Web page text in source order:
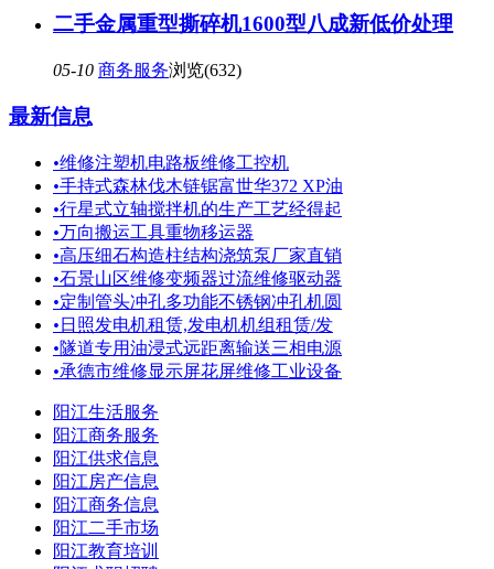
二手金属重型撕碎机1600型八成新低价处理
05-10 商务服务浏览(632)
最新信息
•维修注塑机电路板维修工控机
•手持式森林伐木链锯富世华372 XP油
•行星式立轴搅拌机的生产工艺经得起
•万向搬运工具重物移运器
•高压细石构造柱结构浇筑泵厂家直销
•石景山区维修变频器过流维修驱动器
•定制管头冲孔多功能不锈钢冲孔机圆
• 日照发电机租赁,发电机机组租赁/发
•隧道专用油浸式远距离输送三相电源
•承德市维修显示屏花屏维修工业设备
阳江生活服务
阳江商务服务
阳江供求信息
阳江房产信息
阳江商务信息
阳江二手市场
阳江教育培训